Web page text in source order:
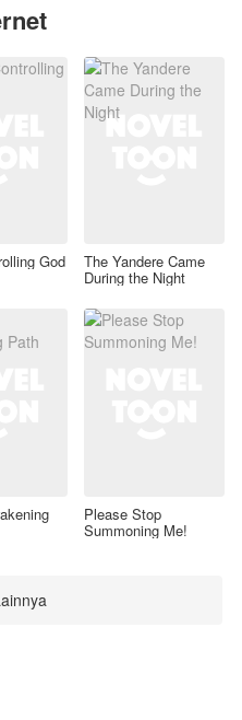
God The Yandere Came
During the Night
Please Stop
Summoning Me!